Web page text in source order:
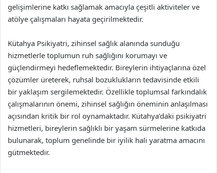
gelişimlerine katkı sağlamak amacıyla çeşitli aktiviteler ve
atölye çalışmaları hayata geçirilmektedir.
Kütahya Psikiyatri, zihinsel sağlık alanında sunduğu
hizmetlerle toplumun ruh sağlığını korumayı ve
güçlendirmeyi hedeflemektedir. Bireylerin ihtiyaçlarına özel
çözümler üreterek, ruhsal bozuklukların tedavisinde etkili
bir yaklaşım sergilemektedir. Özellikle toplumsal farkındalık
çalışmalarının önemi, zihinsel sağlığın öneminin anlaşılması
açısından kritik bir rol oynamaktadır. Kütahya’daki psikiyatri
hizmetleri, bireylerin sağlıklı bir yaşam sürmelerine katkıda
bulunarak, toplum genelinde bir iyilik hali yaratma amacını
gütmektedir.